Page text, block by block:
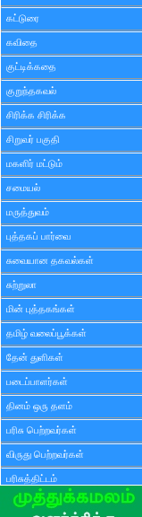
கட்டுரை
கவிதை
குட்டிக்கதை
குறுந்தகவல்
சிரிக்க சிரிக்க
சிறுவர் பகுதி
மகளிர் மட்டும்
சமையல்
மருத்துவம்
புத்தகப் பார்வை
சுவையான தகவல்கள்
சுற்றுலா
மின் புத்தகங்கள்
தமிழ் வலைப்பூக்கள்
தேன் துளிகள்
படைப்பாளர்கள்
தினம் ஒரு தளம்
பரிசு பெற்றவர்கள்
விருது பெற்றவர்கள்
பரிசுத்திட்டம்